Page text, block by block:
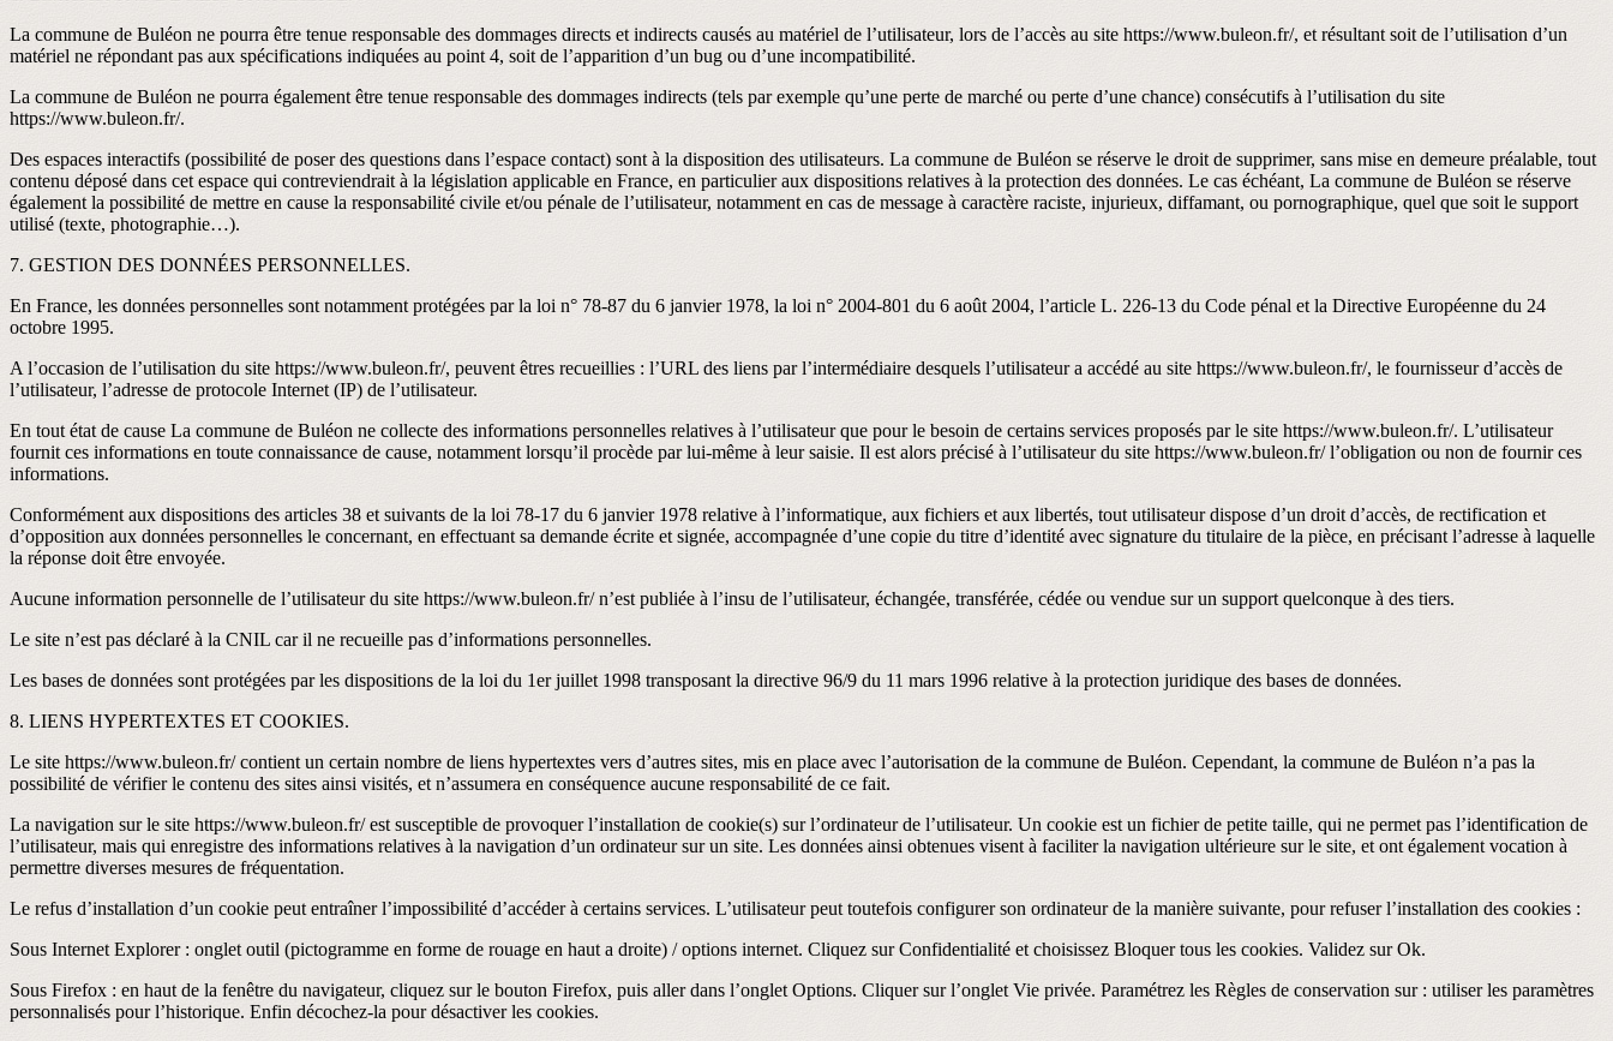
La commune de Buléon ne pourra être tenue responsable des dommages directs et indirects causés au matériel de l’utilisateur, lors de l’accès au site https://www.buleon.fr/, et résultant soit de l’utilisation d’un
matériel ne répondant pas aux spécifications indiquées au point 4, soit de l’apparition d’un bug ou d’une incompatibilité.
La commune de Buléon ne pourra également être tenue responsable des dommages indirects (tels par exemple qu’une perte de marché ou perte d’une chance) consécutifs à l’utilisation du site
https://www.buleon.fr/.
Des espaces interactifs (possibilité de poser des questions dans l’espace contact) sont à la disposition des utilisateurs. La commune de Buléon se réserve le droit de supprimer, sans mise en demeure préalable, tout
contenu déposé dans cet espace qui contreviendrait à la législation applicable en France, en particulier aux dispositions relatives à la protection des données. Le cas échéant, La commune de Buléon se réserve
également la possibilité de mettre en cause la responsabilité civile et/ou pénale de l’utilisateur, notamment en cas de message à caractère raciste, injurieux, diffamant, ou pornographique, quel que soit le support
utilisé (texte, photographie…).
7. GESTION DES DONNÉES PERSONNELLES.
En France, les données personnelles sont notamment protégées par la loi n° 78-87 du 6 janvier 1978, la loi n° 2004-801 du 6 août 2004, l’article L. 226-13 du Code pénal et la Directive Européenne du 24
octobre 1995.
A l’occasion de l’utilisation du site https://www.buleon.fr/, peuvent êtres recueillies : l’URL des liens par l’intermédiaire desquels l’utilisateur a accédé au site https://www.buleon.fr/, le fournisseur d’accès de
l’utilisateur, l’adresse de protocole Internet (IP) de l’utilisateur.
En tout état de cause La commune de Buléon ne collecte des informations personnelles relatives à l’utilisateur que pour le besoin de certains services proposés par le site https://www.buleon.fr/. L’utilisateur
fournit ces informations en toute connaissance de cause, notamment lorsqu’il procède par lui-même à leur saisie. Il est alors précisé à l’utilisateur du site https://www.buleon.fr/ l’obligation ou non de fournir ces
informations.
Conformément aux dispositions des articles 38 et suivants de la loi 78-17 du 6 janvier 1978 relative à l’informatique, aux fichiers et aux libertés, tout utilisateur dispose d’un droit d’accès, de rectification et
d’opposition aux données personnelles le concernant, en effectuant sa demande écrite et signée, accompagnée d’une copie du titre d’identité avec signature du titulaire de la pièce, en précisant l’adresse à laquelle
la réponse doit être envoyée.
Aucune information personnelle de l’utilisateur du site https://www.buleon.fr/ n’est publiée à l’insu de l’utilisateur, échangée, transférée, cédée ou vendue sur un support quelconque à des tiers.
Le site n’est pas déclaré à la CNIL car il ne recueille pas d’informations personnelles.
Les bases de données sont protégées par les dispositions de la loi du 1er juillet 1998 transposant la directive 96/9 du 11 mars 1996 relative à la protection juridique des bases de données.
8. LIENS HYPERTEXTES ET COOKIES.
Le site https://www.buleon.fr/ contient un certain nombre de liens hypertextes vers d’autres sites, mis en place avec l’autorisation de la commune de Buléon. Cependant, la commune de Buléon n’a pas la
possibilité de vérifier le contenu des sites ainsi visités, et n’assumera en conséquence aucune responsabilité de ce fait.
La navigation sur le site https://www.buleon.fr/ est susceptible de provoquer l’installation de cookie(s) sur l’ordinateur de l’utilisateur. Un cookie est un fichier de petite taille, qui ne permet pas l’identification de
l’utilisateur, mais qui enregistre des informations relatives à la navigation d’un ordinateur sur un site. Les données ainsi obtenues visent à faciliter la navigation ultérieure sur le site, et ont également vocation à
permettre diverses mesures de fréquentation.
Le refus d’installation d’un cookie peut entraîner l’impossibilité d’accéder à certains services. L’utilisateur peut toutefois configurer son ordinateur de la manière suivante, pour refuser l’installation des cookies :
Sous Internet Explorer : onglet outil (pictogramme en forme de rouage en haut a droite) / options internet. Cliquez sur Confidentialité et choisissez Bloquer tous les cookies. Validez sur Ok.
Sous Firefox : en haut de la fenêtre du navigateur, cliquez sur le bouton Firefox, puis aller dans l’onglet Options. Cliquer sur l’onglet Vie privée. Paramétrez les Règles de conservation sur : utiliser les paramètres
personnalisés pour l’historique. Enfin décochez-la pour désactiver les cookies.